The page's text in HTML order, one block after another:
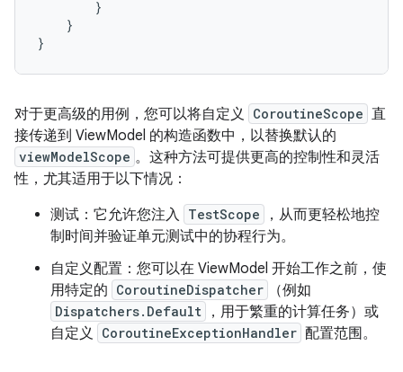
}
}
}
对于更高级的用例，您可以将自定义 CoroutineScope 直
接传递到 ViewModel 的构造函数中，以替换默认的
viewModelScope 。这种方法可提供更高的控制性和灵活
性，尤其适用于以下情况：
测试：它允许您注入 TestScope
，从而更轻松地控
制时间并验证单元测试中的协程行为。
自定义配置：您可以在 ViewModel 开始工作之前，使
用特定的 CoroutineDispatcher （例如
Dispatchers.Default
，用于繁重的计算任务）或
自定义 CoroutineExceptionHandler 配置范围。